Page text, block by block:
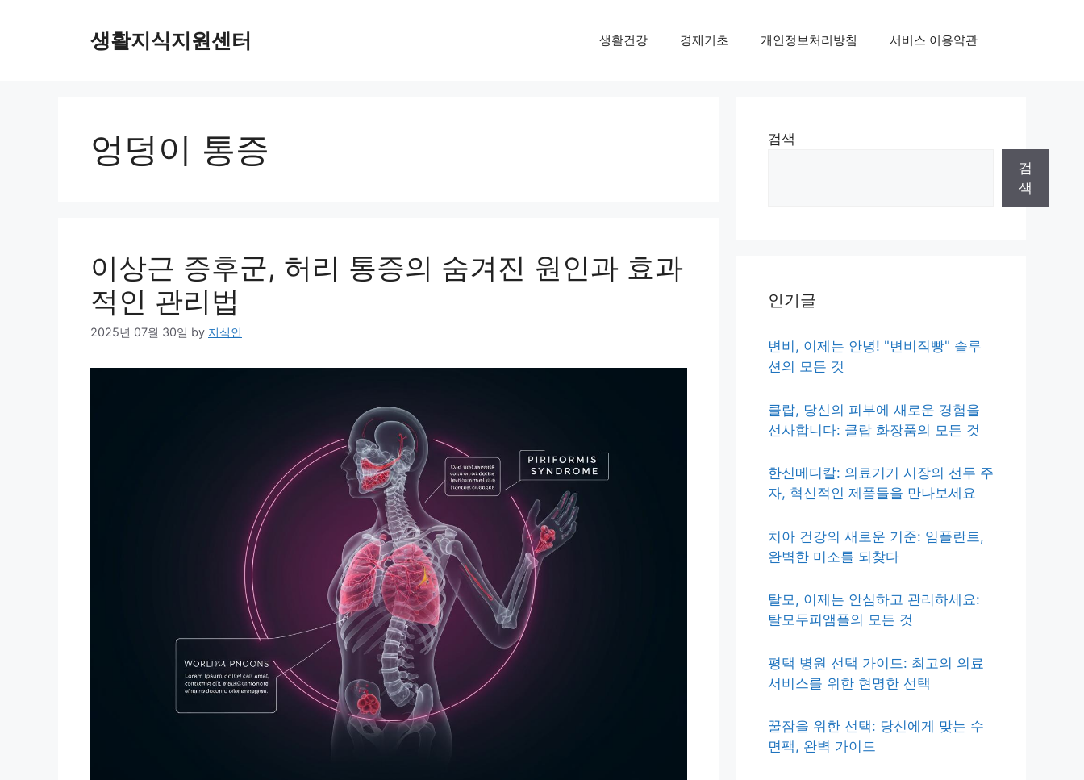
생활지식지원센터 생활건강 경제기초 개인정보처리방침 서비스 이용약관
엉덩이 통증
이상근 증후군, 허리 통증의 숨겨진 원인과 효과
적인 관리법
2025년 07월 30일 by 지식인
검색
검
색
인기글
변비, 이제는 안녕! "변비직빵" 솔루
션의 모든 것
클랍, 당신의 피부에 새로운 경험을
선사합니다: 클랍 화장품의 모든 것
한신메디칼: 의료기기 시장의 선두 주
자, 혁신적인 제품들을 만나보세요
치아 건강의 새로운 기준: 임플란트,
완벽한 미소를 되찾다
탈모, 이제는 안심하고 관리하세요:
탈모두피앰플의 모든 것
평택 병원 선택 가이드: 최고의 의료
서비스를 위한 현명한 선택
꿀잠을 위한 선택: 당신에게 맞는 수
면팩, 완벽 가이드